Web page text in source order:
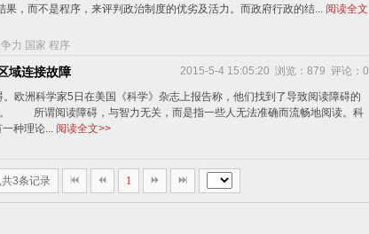
果，而不是程序，来评判政治制度的优劣及活力。而政府行政的结... 阅读全文
力 国家 程序
2015-5-4 15:05:20 浏览：879 评论：0
域连接故障
欧洲科学家5日在美国《科学》杂志上报告称，他们找到了导致阅读障碍的
。 所谓阅读障碍，与智力无关，而是指一些人无法准确而流畅地阅读。科
种理论... 阅读全文>>
3条记录 1